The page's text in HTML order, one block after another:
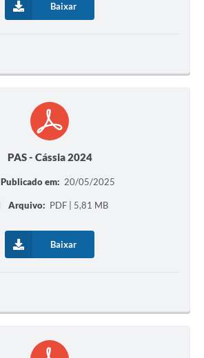
Baixar
PAS - Cássia 2024
Publicado em: 20/05/2025
Arquivo: PDF | 5,81 MB
Baixar